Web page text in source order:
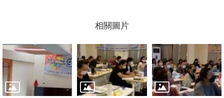
相關圖片